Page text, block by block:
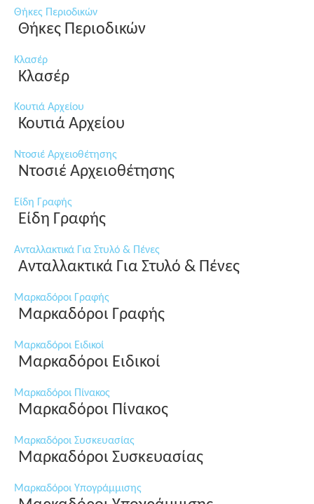
Θήκες Περιοδικών
Θήκες Περιοδικών
Κλασέρ
Κλασέρ
Κουτιά Αρχείου
Κουτιά Αρχείου
Ντοσιέ Αρχειοθέτησης
Ντοσιέ Αρχειοθέτησης
Είδη Γραφής
Είδη Γραφής
Ανταλλακτικά Για Στυλό & Πένες
Ανταλλακτικά Για Στυλό & Πένες
Μαρκαδόροι Γραφής
Μαρκαδόροι Γραφής
Μαρκαδόροι Ειδικοί
Μαρκαδόροι Ειδικοί
Μαρκαδόροι Πίνακος
Μαρκαδόροι Πίνακος
Μαρκαδόροι Συσκευασίας
Μαρκαδόροι Συσκευασίας
Μαρκαδόροι Υπογράμμισης